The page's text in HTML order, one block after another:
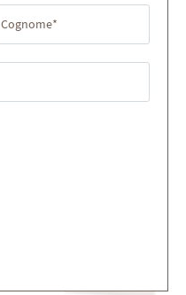
Cognome*